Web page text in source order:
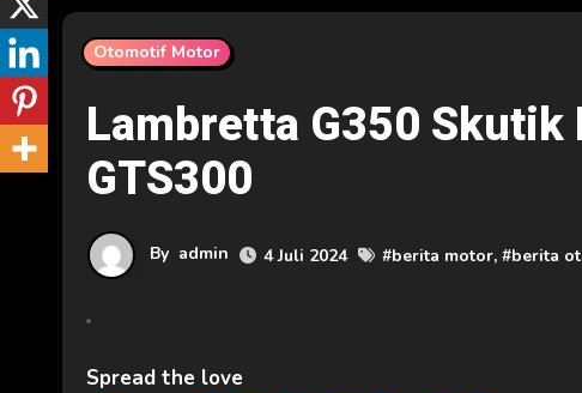
Otomotif Motor
Lambretta G350 Skutik
GTS300
By admin 4 Juli 2024 #berita motor, #berita
Spread the love